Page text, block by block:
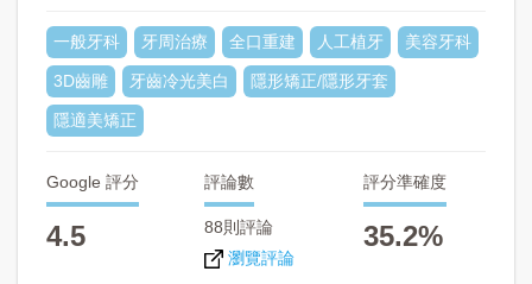
一般牙科 牙周治療 全口重建 人工植牙 美容牙科
3D齒雕 牙齒冷光美白 隱形矯正/隱形牙套
隱適美矯正
Google 評分
4.5
評論數
88則評論
瀏覽評論
評分準確度
35.2%